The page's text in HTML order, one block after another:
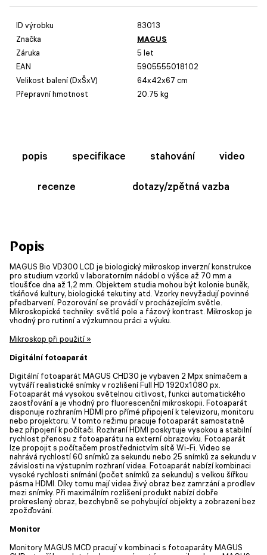
ID výrobku
83013
Značka
MAGUS
Záruka
5 let
EAN
5905555018102
Velikost balení (DxŠxV)
64x42x67 cm
Přepravní hmotnost
20.75 kg
popis specifikace stahování video
recenze dotazy/zpětná vazba
Popis
MAGUS Bio VD300 LCD je biologický mikroskop inverzní konstrukce
pro studium vzorků v laboratorním nádobí o výšce až 70 mm a
tloušťce dna až 1,2 mm. Objektem studia mohou být kolonie buněk,
tkáňové kultury, biologické tekutiny atd. Vzorky nevyžadují povinné
předbarvení. Pozorování se provádí v procházejícím světle.
Mikroskopické techniky: světlé pole a fázový kontrast. Mikroskop je
vhodný pro rutinní a výzkumnou práci a výuku.
Mikroskop při použití »
Digitální fotoaparát
Digitální fotoaparát MAGUS CHD30 je vybaven 2 Mpx snímačem a
vytváří realistické snímky v rozlišení Full HD 1920x1080 px.
Fotoaparát má vysokou světelnou citlivost, funkci automatického
zaostřování a je vhodný pro fluorescenční mikroskopii. Fotoaparát
disponuje rozhraním HDMI pro přímé připojení k televizoru, monitoru
nebo projektoru. V tomto režimu pracuje fotoaparát samostatně
bez připojení k počítači. Rozhraní HDMI poskytuje vysokou a stabilní
rychlost přenosu z fotoaparátu na externí obrazovku. Fotoaparát
lze propojit s počítačem prostřednictvím sítě Wi-Fi. Video se
nahrává rychlostí 60 snímků za sekundu nebo 25 snímků za sekundu v
závislosti na výstupním rozhraní videa. Fotoaparát nabízí kombinaci
vysoké rychlosti snímání (počet snímků za sekundu) s velkou šířkou
pásma HDMI. Díky tomu mají videa živý obraz bez zamrzání a prodlev
mezi snímky. Při maximálním rozlišení produkt nabízí dobře
prokreslený obraz, bezchybně se pohybující objekty a zobrazení bez
zpožďování.
Monitor
Monitory MAGUS MCD pracují v kombinaci s fotoaparáty MAGUS